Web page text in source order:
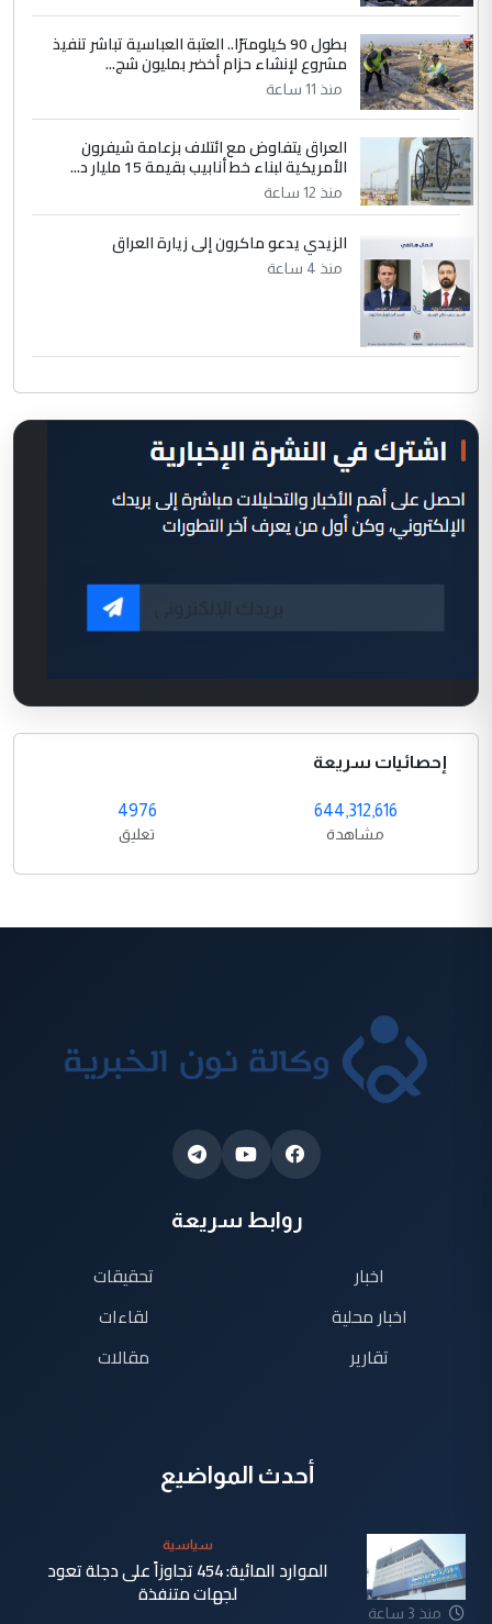
بطول 90 كيلومترًا.. العتبة العباسية تباشر تنفيذ
مشروع لإنشاء حزام أخضر بمليون شج...
منذ 11 ساعة
العراق يتفاوض مع ائتلاف بزعامة شيفرون
الأمريكية لبناء خط أنابيب بقيمة 15 مليار د...
منذ 12 ساعة
الزيدي يدعو ماكرون إلى زيارة العراق
منذ 4 ساعة
إحصائيات سريعة
644,312,616
مشاهدة
4976
تعليق
روابط سريعة
اخبار
اخبار محلية
تقارير
تحقيقات
لقاءات
مقالات
أحدث المواضيع
منذ 3 ساعة
سياسية
الموارد المائية: 454 تجاوزاً على دجلة تعود
لجهات متنفذة